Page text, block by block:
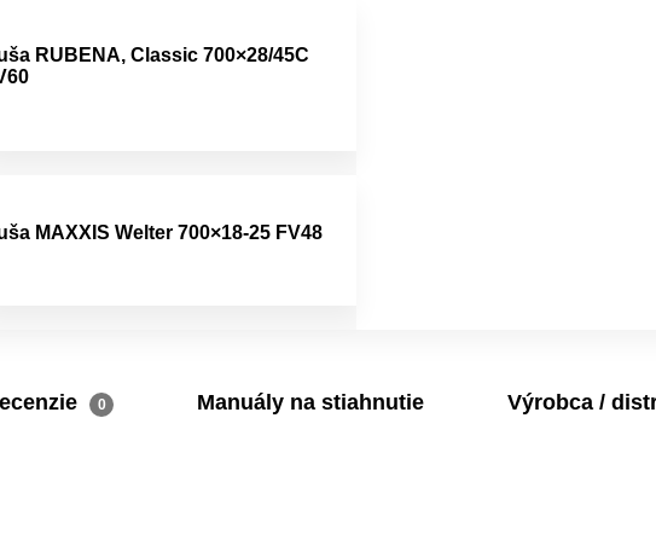
RUBENA, Classic 700×28/45C
MAXXIS Welter 700×18-25 FV48
0 Manuály na stiahnutie Výrobca /